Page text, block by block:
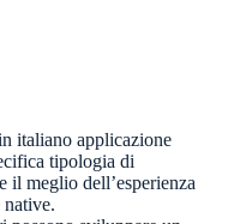
italiano applicazione
tipologia di
il meglio dell’esperienza